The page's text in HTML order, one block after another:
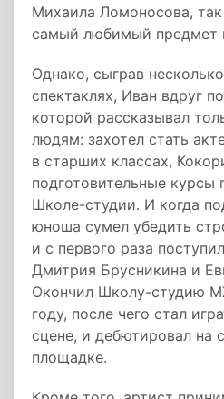
Михаила Ломоносова, так
самый любимый предмет
Однако, сыграв
спектаклях, Иван вдруг
которой рассказывал
людям: захотел стать
в старших классах,
подготовительные курсы
Школе-студии. И когда
юноша сумел убедить
и с первого раза
Дмитрия Брусникина и
Окончил Школу-студию
году, после чего стал
сцене, и дебютировал на
площадке.